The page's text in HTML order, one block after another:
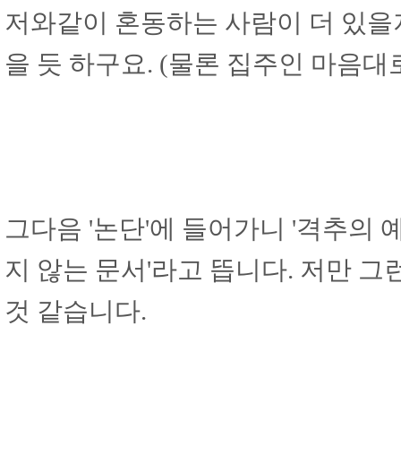
저와같이 혼동하는 사람이 더 있
을 듯 하구요. (물론 집주인 마음대
그다음 '논단'에 들어가니 '격추의
지 않는 문서'라고 뜹니다. 저만
것 같습니다.